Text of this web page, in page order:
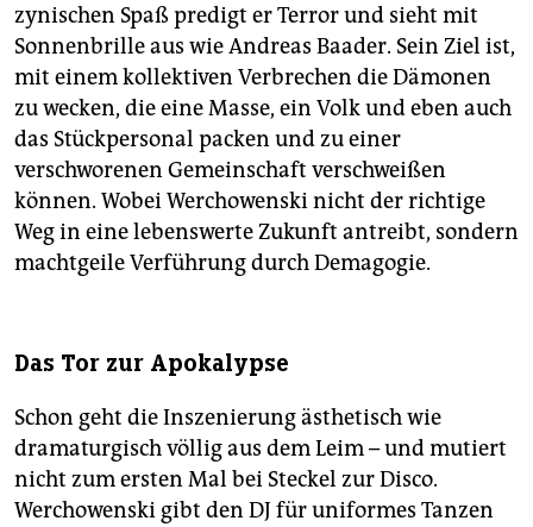
zynischen Spaß predigt er Terror und sieht mit
Sonnenbrille aus wie Andreas Baader. Sein Ziel ist,
mit einem kollektiven Verbrechen die Dämonen
zu wecken, die eine Masse, ein Volk und eben auch
das Stückpersonal packen und zu einer
verschworenen Gemeinschaft verschweißen
können. Wobei Werchowenski nicht der richtige
Weg in eine lebenswerte Zukunft antreibt, sondern
machtgeile Verführung durch Demagogie.
Das Tor zur Apokalypse
Schon geht die Inszenierung ästhetisch wie
dramaturgisch völlig aus dem Leim – und mutiert
nicht zum ersten Mal bei Steckel zur Disco.
Werchowenski gibt den DJ für uniformes Tanzen